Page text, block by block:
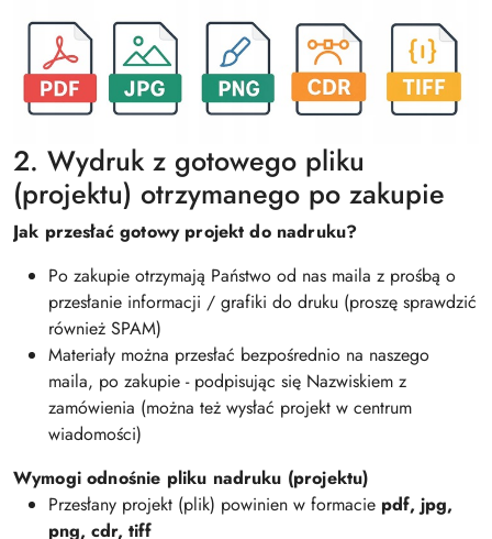
2. Wydruk z gotowego pliku
(projektu) otrzymanego po zakupie
Jak przesłać gotowy projekt do nadruku?
Po zakupie otrzymają Państwo od nas maila z prośbą o
przesłanie informacji / grafiki do druku (proszę sprawdzić
również SPAM)
Materiały można przesłać bezpośrednio na naszego
maila, po zakupie - podpisując się Nazwiskiem z
zamówienia (można też wysłać projekt w centrum
wiadomości)
Wymogi odnośnie pliku nadruku (projektu)
Przesłany projekt (plik) powinien w formacie pdf, jpg,
png, cdr, tiff